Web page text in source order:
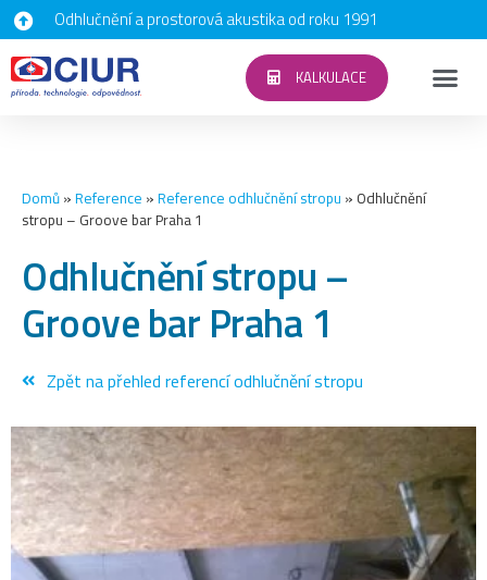
Odhlučnění a prostorová akustika od roku 1991
KALKULACE
Domů » Reference » Reference odhlučnění stropu » Odhlučnění
stropu – Groove bar Praha 1
Odhlučnění stropu –
Groove bar Praha 1
Zpět na přehled referencí odhlučnění stropu